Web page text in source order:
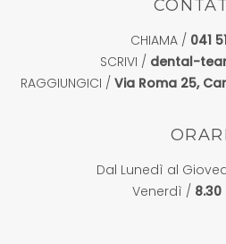
CHIAMA / 041
SCRIVI / dental-
RAGGIUNGICI / Via Roma 25,
ORARI
Dal Lunedì al
Venerdì / 8.30